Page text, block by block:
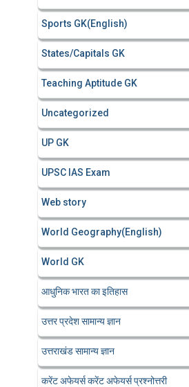
Sports GK(English)
States/Capitals GK
Teaching Aptitude GK
Uncategorized
UP GK
UPSC IAS Exam
Web story
World Geography(English)
World GK
आधुनिक भारत का इतिहास
उत्तर प्रदेश सामान्य ज्ञान
उत्तराखंड सामान्य ज्ञान
करेंट अफेयर्स करेंट अफेयर्स प्रश्नोत्तरी